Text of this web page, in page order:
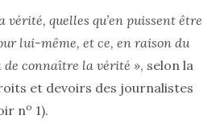
vérité, quelles qu’en puissent être
lui-même, et ce, en raison du
de connaître la vérité », selon la
et devoirs des journalistes
no 1).